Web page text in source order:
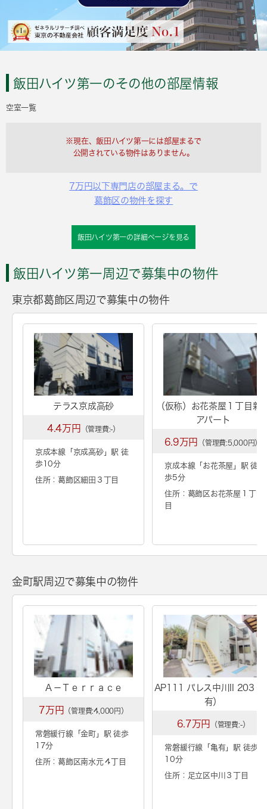
飯田ハイツ第一のその他の部屋情報
空室一覧
※現在、飯田ハイツ第一には部屋まるで
公開されている物件はありません。
7万円以下専門店の部屋まる。で
葛飾区の物件を探す
飯田ハイツ第一の詳細ページを見る
飯田ハイツ第一周辺で募集中の物件
東京都葛飾区周辺で募集中の物件
テラス京成高砂
4.4万円 （管理費:-）
京成本線「 京成高砂」駅 徒
歩10分
住所：葛飾区細田３丁目
（仮称）お花茶屋１丁目新
アパート
6.9万円 （管理費:5,000円）
京成本線「 お花茶屋 」駅 徒
歩5分
住所：葛飾区お花茶屋１丁
目
金町駅周辺で募集中の物件
Ａ－Ｔｅｒｒａｃｅ
7万円 （管理費:4,000円）
常磐緩行線「金町」駅 徒歩
17分
住所：葛飾区南水元４丁目
AP111 パレス中川II 203（
有）
6.7万円 （管理費:-）
常磐緩行線「 亀有」駅 徒歩
10分
住所：足立区中川３丁目